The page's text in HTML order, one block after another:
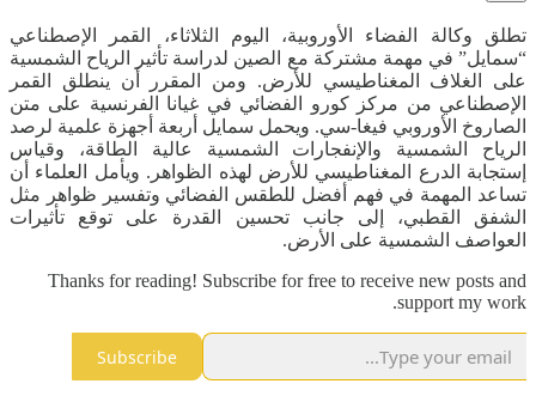
تطلق وكالة الفضاء الأوروبية، اليوم الثلاثاء، القمر الإصطناعي
“سمايل” في مهمة مشتركة مع الصين لدراسة تأثير الرياح الشمسية
على الغلاف المغناطيسي للأرض. ومن المقرر أن ينطلق القمر
الإصطناعي من مركز كورو الفضائي في غيانا الفرنسية على متن
الصاروخ الأوروبي فيغا-سي. ويحمل سمايل أربعة أجهزة علمية لرصد
الرياح الشمسية والإنفجارات الشمسية عالية الطاقة، وقياس
إستجابة الدرع المغناطيسي للأرض لهذه الظواهر. ويأمل العلماء أن
تساعد المهمة في فهم أفضل للطقس الفضائي وتفسير ظواهر مثل
الشفق القطبي، إلى جانب تحسين القدرة على توقع تأثيرات
العواصف الشمسية على الأرض.
Thanks for reading! Subscribe for free to receive new posts and
support my work.
Subscribe